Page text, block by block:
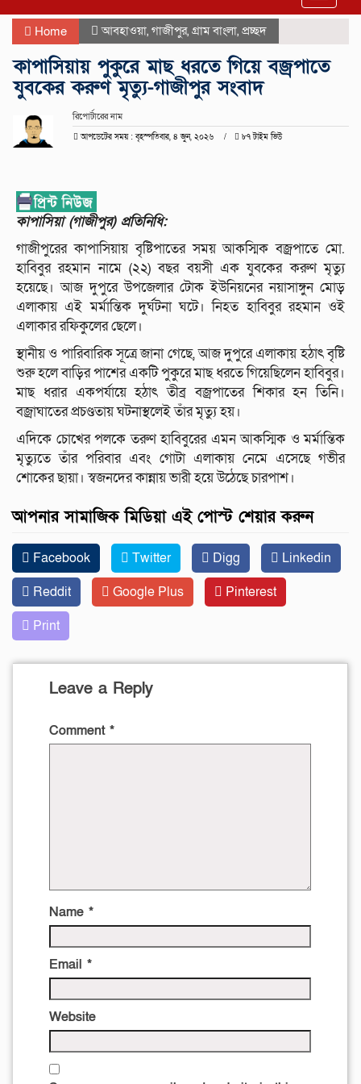
Home আবহাওয়া, গাজীপুর, গ্রাম বাংলা, প্রচ্ছদ
কাপাসিয়ায় পুকুরে মাছ ধরতে গিয়ে বজ্রপাতে
যুবকের করুণ মৃত্যু-গাজীপুর সংবাদ
রিপোর্টারের নাম
আপডেটের সময় : বৃহস্পতিবার, ৪ জুন, ২০২৬ ৮৭ টাইম ভিউ
কাপাসিয়া (গাজীপুর) প্রতিনিধি:
গাজীপুরের কাপাসিয়ায় বৃষ্টিপাতের সময় আকস্মিক বজ্রপাতে মো.
হাবিবুর রহমান নামে (২২) বছর বয়সী এক যুবকের করুণ মৃত্যু
হয়েছে। আজ দুপুরে উপজেলার টোক ইউনিয়নের নয়াসাঙ্গুন মোড়
এলাকায় এই মর্মান্তিক দুর্ঘটনা ঘটে। নিহত হাবিবুর রহমান ওই
এলাকার রফিকুলের ছেলে।
স্থানীয় ও পারিবারিক সূত্রে জানা গেছে, আজ দুপুরে এলাকায় হঠাৎ বৃষ্টি
শুরু হলে বাড়ির পাশের একটি পুকুরে মাছ ধরতে গিয়েছিলেন হাবিবুর।
মাছ ধরার একপর্যায়ে হঠাৎ তীব্র বজ্রপাতের শিকার হন তিনি।
বজ্রাঘাতের প্রচণ্ডতায় ঘটনাস্থলেই তাঁর মৃত্যু হয়।
এদিকে চোখের পলকে তরুণ হাবিবুরের এমন আকস্মিক ও মর্মান্তিক
মৃত্যুতে তাঁর পরিবার এবং গোটা এলাকায় নেমে এসেছে গভীর
শোকের ছায়া। স্বজনদের কান্নায় ভারী হয়ে উঠেছে চারপাশ।
আপনার সামাজিক মিডিয়া এই পোস্ট শেয়ার করুন
Facebook Twitter Digg
Linkedin
Reddit
Google Plus
Pinterest
Print
Leave a Reply
Comment *
Name *
Email *
Website